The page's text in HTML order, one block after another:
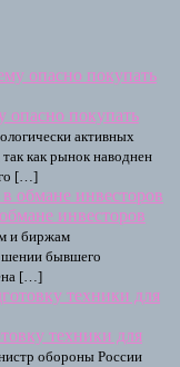
опасно покупать
активных
как рынок наводнен
[…]
инвесторов
и биржам
бывшего
[…]
техники для
обороны России